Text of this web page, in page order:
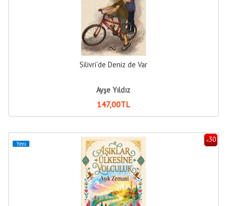
Silivri'de Deniz de Var
Ayşe Yıldız
147,00TL
%30
Yeni